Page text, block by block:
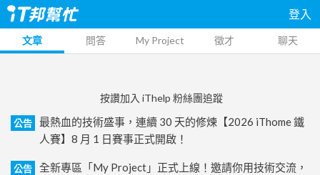
登入
文章 問答 My Project 徵才 聊天
按讚加入 iThelp 粉絲團追蹤
公告
最熱血的技術盛事，連續 30 天的修煉【2026 iThome 鐵
人賽】8 月 1 日賽事正式開啟！
公告
全新專區「My Project」正式上線！邀請你用技術交流，